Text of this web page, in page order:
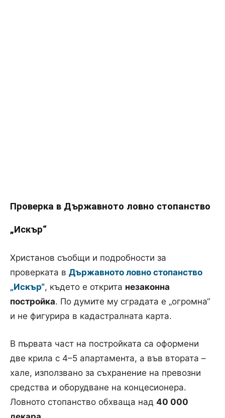
Проверка в Държавното ловно стопанство
„Искър“
Христанов съобщи и подробности за
проверката в Държавното ловно стопанство
„Искър“, където е открита незаконна
постройка. По думите му сградата е „огромна“
и не фигурира в кадастралната карта.
В първата част на постройката са оформени
две крила с 4–5 апартамента, а във втората –
хале, използвано за съхранение на превозни
средства и оборудване на концесионера.
Ловното стопанство обхваща над 40 000